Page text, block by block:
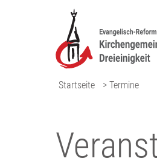
Startseite > Termine